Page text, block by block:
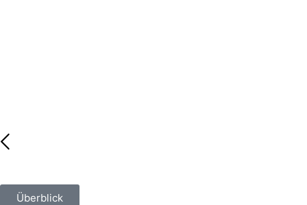
Überblick